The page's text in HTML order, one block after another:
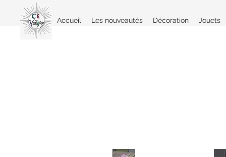
Accueil Les nouveautés Décoration Jouets